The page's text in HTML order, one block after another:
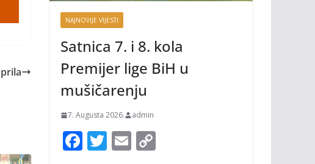
NAJNOVIJE VIJESTI
Satnica 7. i 8. kola
Premijer lige BiH u
mušičarenju
7. Augusta 2026. admin
F T E